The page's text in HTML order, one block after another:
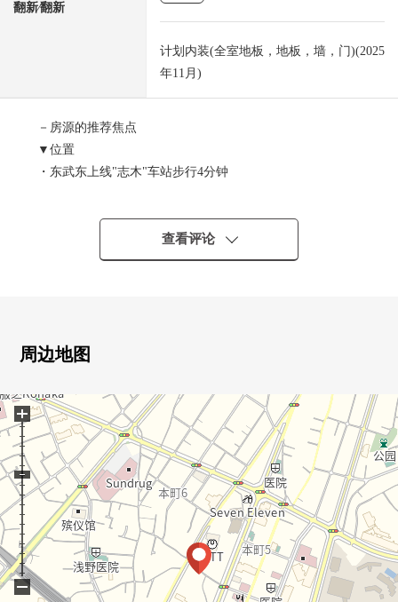
翻新⁄翻新
计划内装(全室地板，地板，墙，门)(2025
年11月)
－房源的推荐焦点
▼位置
・东武东上线"志木"车站步行4分钟
▼Mansion的特徴
・有窗，热情的阳光插进去的厨房
▼翻新内容(2025年11月实施)
・墙、天花板Cross张替
・地板层瓷砖面对
(厨房餐厅、走廊、厕所)
・门交换(除去日式房间)
・草席面替换
・隔扇、拉门张替
・室内清洁
・另外杂七杂八的工程
查看评论
周边地图
+
−